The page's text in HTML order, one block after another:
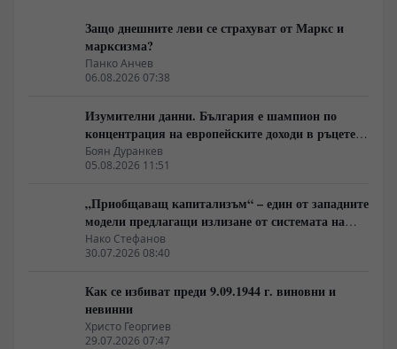
Защо днешните леви се страхуват от Маркс и
марксизма?
Панко Анчев
06.08.2026 07:38
Изумителни данни. България е шампион по
концентрация на европейските доходи в ръцете
на най-богатия 1%, надминава и САЩ
Боян Дуранкев
05.08.2026 11:51
„Приобщаващ капитализъм“ – един от западните
модели предлагащи излизане от системата на
неолиберализма
Нако Стефанов
30.07.2026 08:40
Как се избиват преди 9.09.1944 г. виновни и
невинни
Христо Георгиев
29.07.2026 07:47